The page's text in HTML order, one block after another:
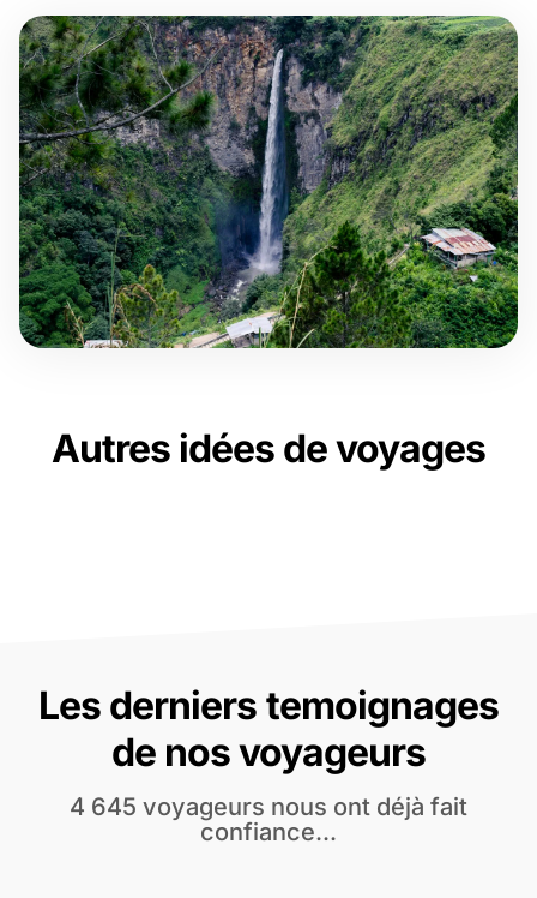
Autres idées de voyages
Les derniers temoignages
de nos voyageurs
4 645 voyageurs nous ont déjà fait
confiance...